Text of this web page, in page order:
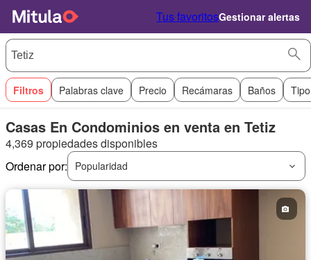
Tus favoritosGestionar alertas
Filtros Palabras clave Precio Recámaras Baños
Casas En Condominios en venta en Tetiz
4,369 propiedades disponibles
Ordenar por:
Popularidad